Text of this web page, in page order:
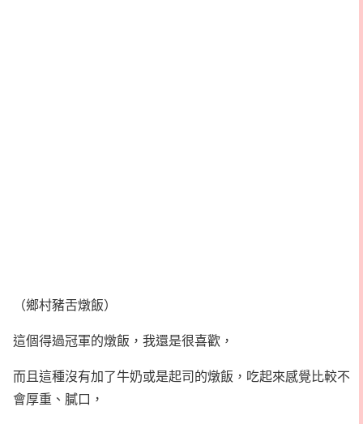
（鄉村豬舌燉飯）
這個得過冠軍的燉飯，我還是很喜歡，
而且這種沒有加了牛奶或是起司的燉飯，吃起來感覺比較不
會厚重、膩口，